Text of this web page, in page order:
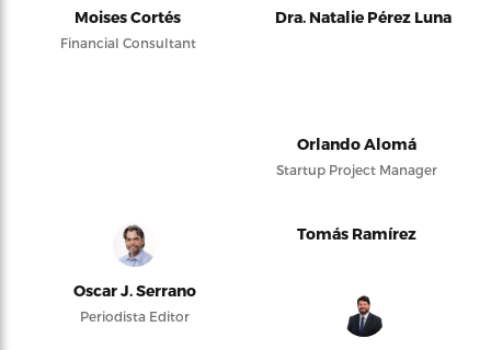
Moises Cortés
Financial Consultant
Dra. Natalie Pérez Luna
Orlando Alomá
Startup Project Manager
Oscar J. Serrano
Periodista Editor
Tomás Ramírez